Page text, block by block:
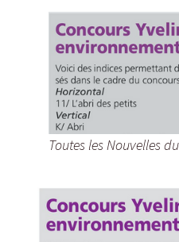
Toutes les Nouvelles